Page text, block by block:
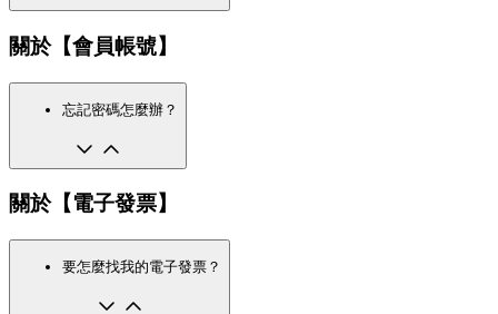
關於【會員帳號】
忘記密碼怎麼辦？
關於【電子發票】
要怎麼找我的電子發票？